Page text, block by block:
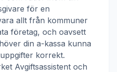
för en
allt från kommuner
företag, och oavsett
din a-kassa kunna
korrekt.
Avgiftsassistent och